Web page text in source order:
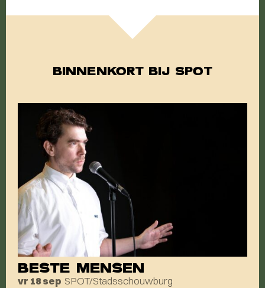
BINNENKORT BIJ SPOT
BESTE MENSEN
vr 18 sep SPOT/Stadsschouwburg